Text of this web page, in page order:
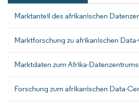
Marktanteil des afrikanischen
Marktforschung zu afrikanischen
Marktdaten zum Afrika-
Forschung zum afrikanischen Data-